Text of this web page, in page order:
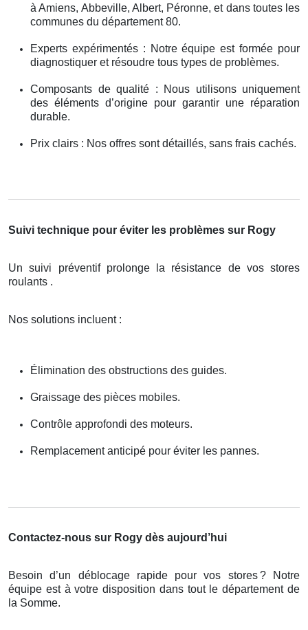
à Amiens, Abbeville, Albert, Péronne, et dans toutes les
communes du département 80.
Experts expérimentés : Notre équipe est formée pour
diagnostiquer et résoudre tous types de problèmes.
Composants de qualité : Nous utilisons uniquement
des éléments d’origine pour garantir une réparation
durable.
Prix clairs : Nos offres sont détaillés, sans frais cachés.
Suivi technique pour éviter les problèmes sur Rogy
Un suivi préventif prolonge la résistance de vos stores
roulants .
Nos solutions incluent :
Élimination des obstructions des guides.
Graissage des pièces mobiles.
Contrôle approfondi des moteurs.
Remplacement anticipé pour éviter les pannes.
Contactez-nous sur Rogy dès aujourd’hui
Besoin d’un déblocage rapide pour vos stores? Notre
équipe est à votre disposition dans tout le département de
la Somme.